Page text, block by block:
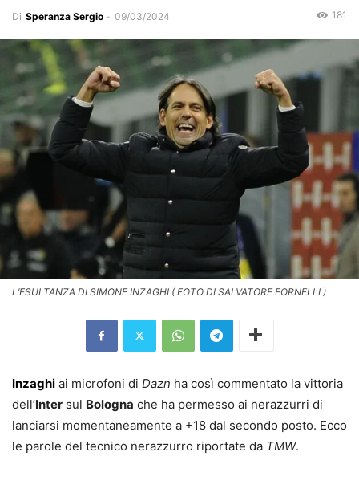
Di Speranza Sergio - 09/03/2024 181
L’ESULTANZA DI SIMONE INZAGHI ( FOTO DI SALVATORE FORNELLI )
Inzaghi ai microfoni di Dazn ha così commentato la vittoria
dell’Inter sul Bologna che ha permesso ai nerazzurri di
lanciarsi momentaneamente a +18 dal secondo posto. Ecco
le parole del tecnico nerazzurro riportate da TMW.